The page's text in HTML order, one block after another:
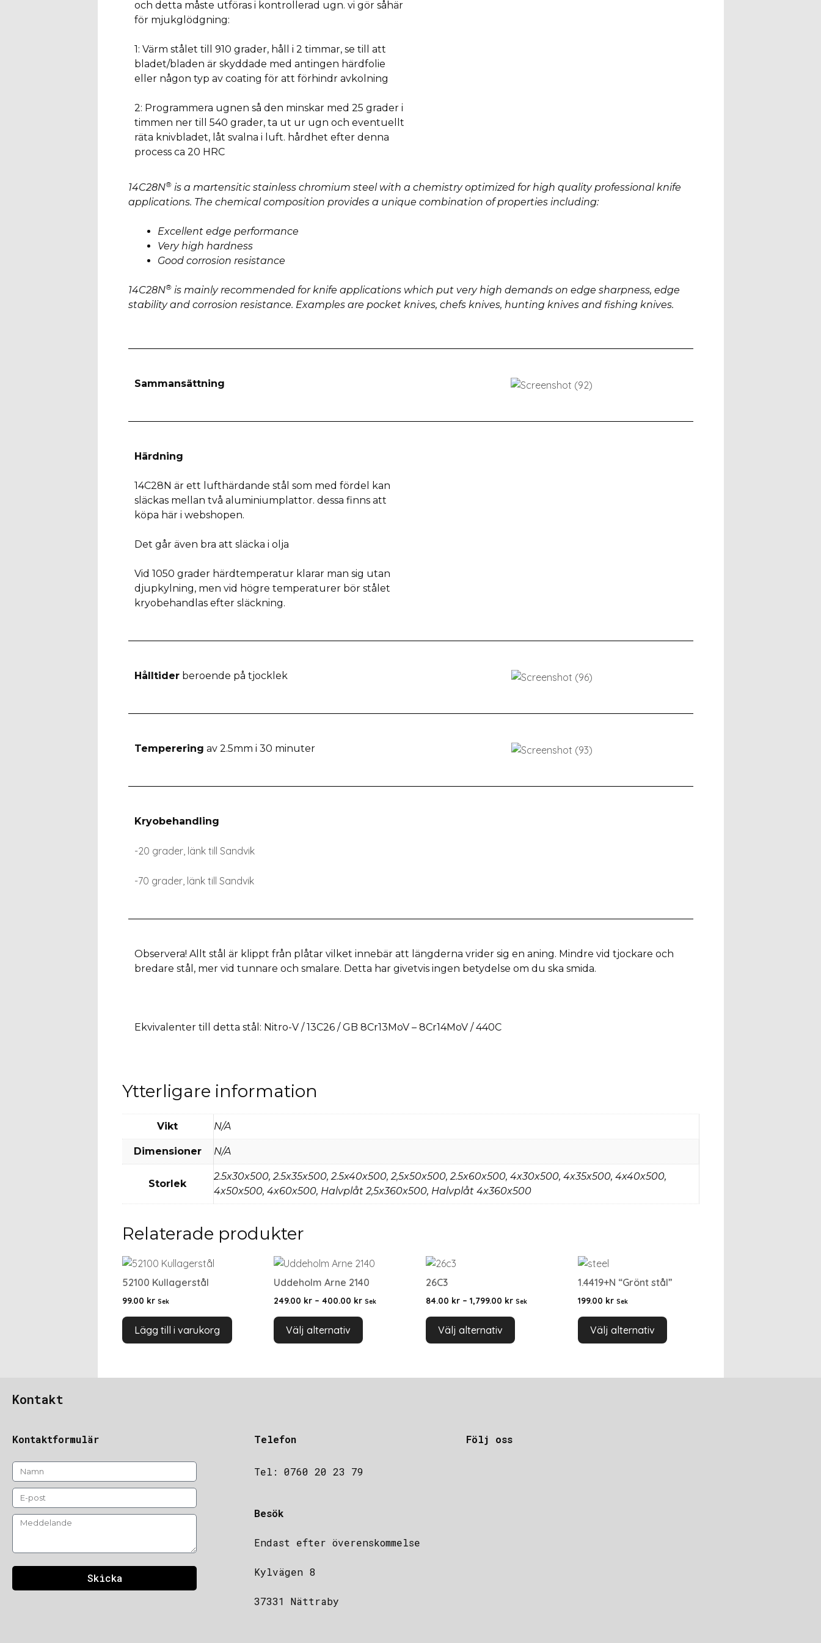
och detta måste utföras i kontrollerad ugn. vi gör såhär
för mjukglödgning:
1: Värm stålet till 910 grader, håll i 2 timmar, se till att
bladet/bladen är skyddade med antingen härdfolie
eller någon typ av coating för att förhindr avkolning
2: Programmera ugnen så den minskar med 25 grader i
timmen ner till 540 grader, ta ut ur ugn och eventuellt
räta knivbladet, låt svalna i luft. hårdhet efter denna
process ca 20 HRC
14C28N®is a martensitic stainless chromium steel with a chemistry optimized for high quality professional knife
applications. The chemical composition provides a unique combination of properties including:
Excellent edge performance
Very high hardness
Good corrosion resistance
14C28N®is mainly recommended for knife applications which put very high demands on edge sharpness, edge
stability and corrosion resistance. Examples are pocket knives, chefs knives, hunting knives and fishing knives.
Sammansättning
Härdning
14C28N är ett lufthärdande stål som med fördel kan
släckas mellan två aluminiumplattor. dessa finns att
köpa här i webshopen.
Det går även bra att släcka i olja
Vid 1050 grader härdtemperatur klarar man sig utan
djupkylning, men vid högre temperaturer bör stålet
kryobehandlas efter släckning.
Hålltiderberoende på tjocklek
Temperering av 2.5mm i 30 minuter
Kryobehandling
-20 grader, länk till Sandvik
-70 grader, länk till Sandvik
Observera! Allt stål är klippt från plåtar vilket innebär att längderna vrider sig en aning. Mindre vid tjockare och
bredare stål, mer vid tunnare och smalare. Detta har givetvis ingen betydelse om du ska smida.
Ekvivalenter till detta stål: Nitro-V / 13C26 / GB 8Cr13MoV – 8Cr14MoV / 440C
Ytterligare information
Vikt N/A
Dimensioner N/A
Storlek
2.5x30x500, 2.5x35x500, 2.5x40x500, 2,5x50x500, 2.5x60x500, 4x30x500, 4x35x500, 4x40x500,
4x50x500, 4x60x500, Halvplåt 2,5x360x500, Halvplåt 4x360x500
Relaterade produkter
52100 Kullagerstål
99.00 kr Sek
Lägg till i varukorg
Uddeholm Arne 2140
249.00 kr – 400.00 kr Sek
Välj alternativ
26C3
84.00 kr – 1,799.00 kr Sek
Välj alternativ
1.4419+N “Grönt stål”
199.00 kr Sek
Välj alternativ
Kontakt
Kontaktformulär
Skicka
Telefon
Tel: 0760 20 23 79
Besök
Endast efter överenskommelse
Kylvägen 8
37331 Nättraby
Följ oss